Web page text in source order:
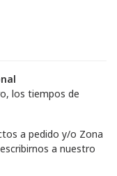
los tiempos de
a pedido y/o Zona
a nuestro